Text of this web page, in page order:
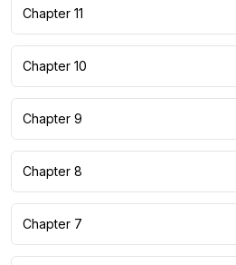
Chapter 11
Chapter 10
Chapter 9
Chapter 8
Chapter 7